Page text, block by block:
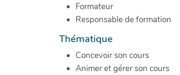
Formateur
Responsable de formation
Thématique
Concevoir son cours
Animer et gérer son cours